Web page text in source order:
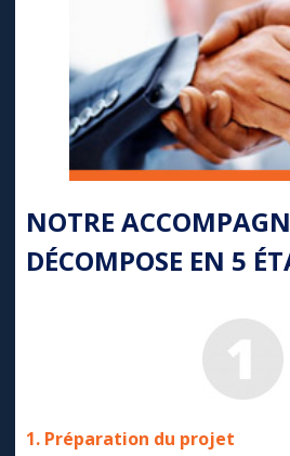
NOTRE
DÉCOMPOSE EN 5
1. Préparation du projet